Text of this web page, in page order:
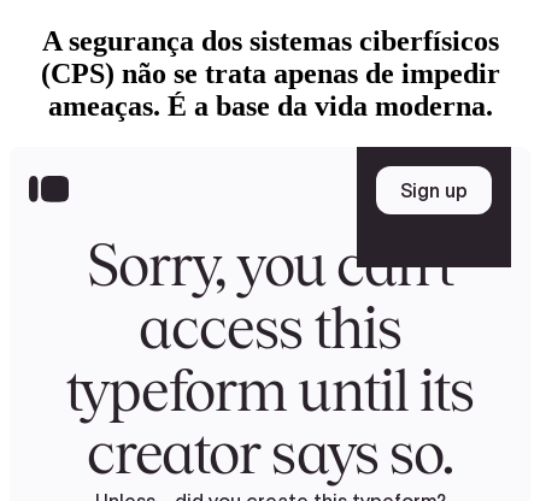
A segurança dos sistemas ciberfísicos
(CPS) não se trata apenas de impedir
ameaças. É a base da vida moderna.